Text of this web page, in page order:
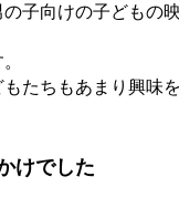
子向けの子どもの
たちもあまり興味
けでした